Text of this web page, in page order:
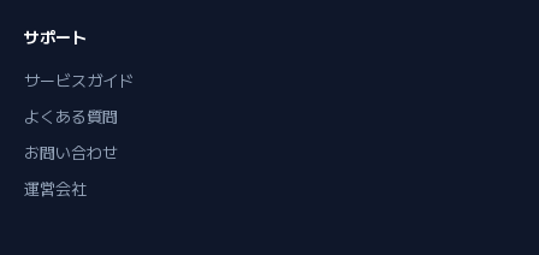
サポート
サービスガイド
よくある質問
お問い合わせ
運営会社